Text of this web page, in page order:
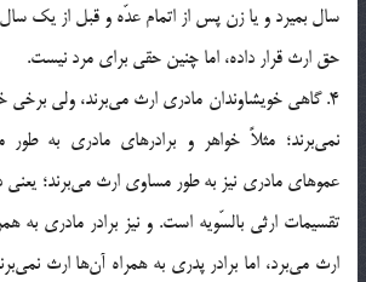
سال بمیرد و یا زن پس از اتمام عدّه و قبل از یک
حق ارث قرار داده، اما چنین حقی برای مرد نیست.
4. گاهی خویشاوندان مادری ارث می‌برند، ولی برخی
نمی‌برند؛ مثلاً خواهر و برادرهای مادری به
عموهای مادری نیز به طور مساوی ارث می‌برند؛ یعنی
تقسیمات ارثی بالسّویه است. و نیز برادر مادری به
ارث می‌برد، اما برادر پدری به همراه آن‌ها ارث